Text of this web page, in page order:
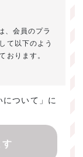
、会員のプラ
て以下のよう
おります。
にのみ利用い
連絡
について」に